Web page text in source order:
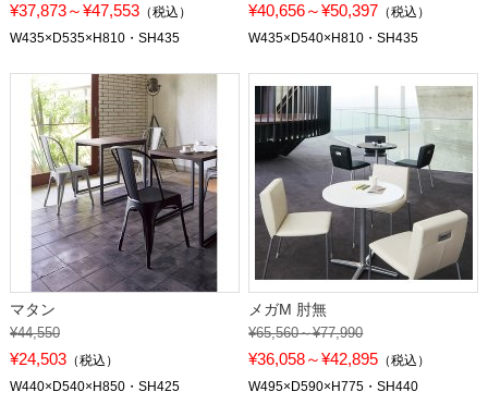
¥37,873～¥47,553（税込）
W435×D535×H810・SH435
¥40,656～¥50,397 （税込）
W435×D540×H810・SH435
マタン
¥44,550
¥24,503（税込）
W440×D540×H850・SH425
メガM 肘無
¥65,560～¥77,990
¥36,058～¥42,895 （税込）
W495×D590×H775・SH440